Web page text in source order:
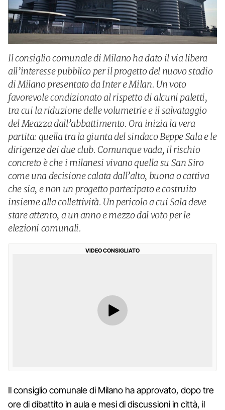
Il consiglio comunale di Milano ha dato il via libera
all’interesse pubblico per il progetto del nuovo stadio
di Milano presentato da Inter e Milan. Un voto
favorevole condizionato al rispetto di alcuni paletti,
tra cui la riduzione delle volumetrie e il salvataggio
del Meazza dall’abbattimento. Ora inizia la vera
partita: quella tra la giunta del sindaco Beppe Sala e le
dirigenze dei due club. Comunque vada, il rischio
concreto è che i milanesi vivano quella su San Siro
come una decisione calata dall’alto, buona o cattiva
che sia, e non un progetto partecipato e costruito
insieme alla collettività. Un pericolo a cui Sala deve
stare attento, a un anno e mezzo dal voto per le
elezioni comunali.
VIDEO CONSIGLIATO
Il consiglio comunale di Milano ha approvato, dopo tre
ore di dibattito in aula e mesi di discussioni in città, il